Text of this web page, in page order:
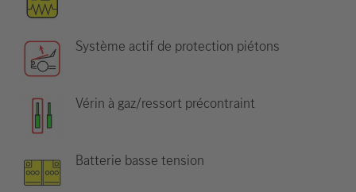
Système actif de protection piétons
Vérin à gaz/ressort précontraint
Batterie basse tension